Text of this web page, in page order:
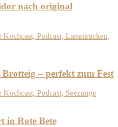
nach original
– perfekt zum Fest
in Rote Bete